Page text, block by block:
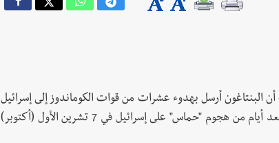
البنتاغون أرسل بهدوء عشرات من قوات الكوماندوز إلى إسرائيل
للمساعدة في تقديم المشورة بشأن جهود استعادة الرهائن بعد أيام من هجوم "حماس" على إسرائيل في 7 تشرين الأول (أكتوبر)